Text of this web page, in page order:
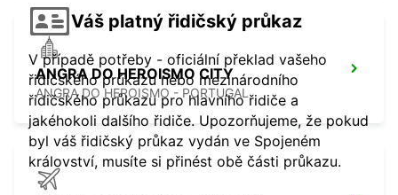
ANGRA DO HEROISMO CITY
ANGRA DO HEROISMO - PORTUGAL
Váš platný řidičský průkaz
V případě potřeby - oficiální překlad vašeho
řidičského průkazu nebo mezinárodního
řidičského průkazu pro hlavního řidiče a
jakéhokoli dalšího řidiče. Upozorňujeme, že pokud
byl váš řidičský průkaz vydán ve Spojeném
království, musíte si přinést obě části průkazu.